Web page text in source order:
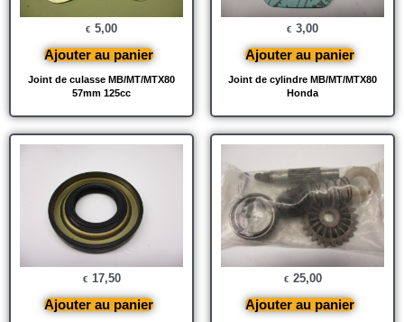
Joint de culasse MB/MT/MTX80
57mm 125cc
€ 5,00
Ajouter au panier
Joint de cylindre MB/MT/MTX80
Honda
€ 3,00
Ajouter au panier
€ 17,50
Ajouter au panier
€ 25,00
Ajouter au panier